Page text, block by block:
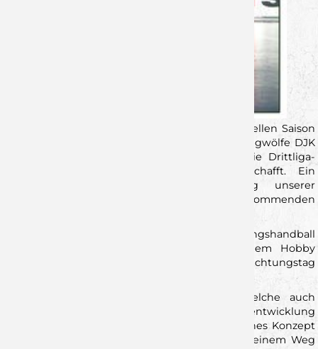
Milan Kütt und Tyler Grömling haben zur aktuellen Saison
erneut 2 Talente, die die Jugendarbeit der Jungwölfe DJK
Rimpar durchlaufen haben, den Sprung in die Drittliga-
Mannschaft unserer Wölfe Würzburg geschafft. Ein
eindeutiger Beleg für die Entwicklung unserer
Nachwuchsarbeit, welche wir auch in den kommenden
Auch du möchtest den Schritt in den Leistungshandball
wagen und Handball zu mehr als nur einem Hobby
machen? Dann melde dich gerne zu unserem Sichtungstag
Neben einer ganzheitlichen Ausbildung, welche auch
Gesundheit und Persönlichkeitsentwicklung
berücksichtigt, umfasst unser leistungssportliches Konzept
bestmögliche Voraussetzungen, um dich auf deinem Weg